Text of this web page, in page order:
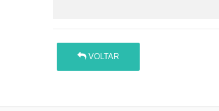
VOLTAR